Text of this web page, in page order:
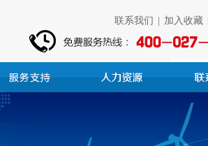
联系我们 加入收藏